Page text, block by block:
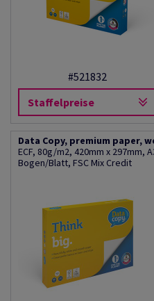
#521832
Staffelpreise
Data Copy, premium paper,
ECF, 80g/m2, 420mm x 297mm,
Bogen/Blatt, FSC Mix Credit